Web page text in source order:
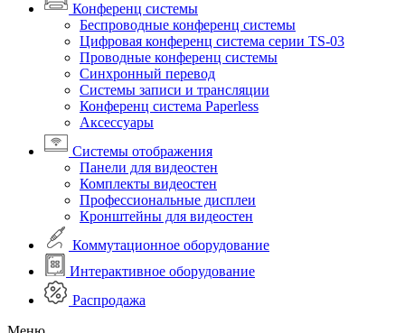
Конференц системы
Беспроводные конференц системы
Цифровая конференц система серии TS-03
Проводные конференц системы
Синхронный перевод
Системы записи и трансляции
Конференц система Paperless
Аксессуары
Системы отображения
Панели для видеостен
Комплекты видеостен
Профессиональные дисплеи
Кронштейны для видеостен
Коммутационное оборудование
Интерактивное оборудование
Распродажа